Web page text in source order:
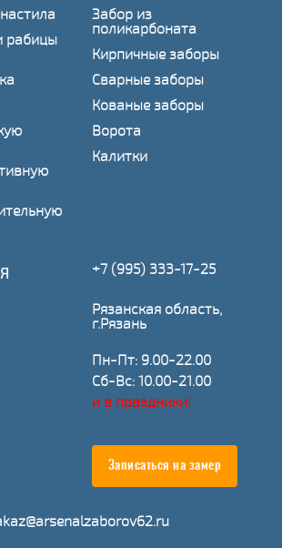
рабицы
Забор из
поликарбоната
Кирпичные заборы
Сварные заборы
Кованые заборы
Ворота
Калитки
+7 (995) 333-17-25
Рязанская область,
г.Рязань
Пн-Пт: 9.00-22.00
Сб-Вс: 10.00-21.00
и в праздники!
Записаться на замер